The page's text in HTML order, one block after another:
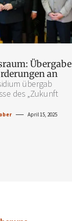
Übergabe
an
übergab
des „Zukunft
April 15, 2025